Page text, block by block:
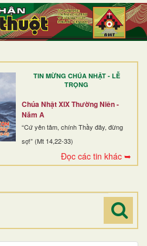
TIN MỪNG CHÚA NHẬT - LỄ
TRỌNG
Chúa Nhật XIX Thường Niên -
Năm A
“Cứ yên tâm, chính Thầy đây, đừng
sợ!” (Mt 14,22-33)
Đọc các tin khác ➥